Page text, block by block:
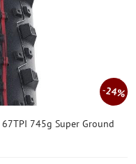
24%
67TPI 745g Super Ground